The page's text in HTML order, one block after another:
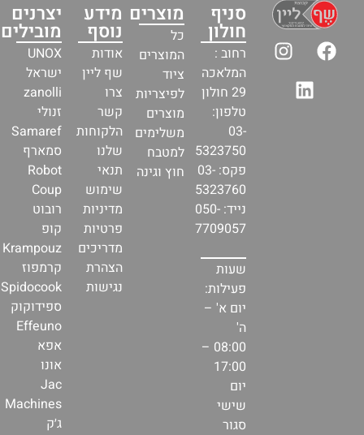
סניף
חולון
רחוב :
המלאכה
29 חולון
טלפון:
03-
5323750
פקס: 03-
5323760
נייד: 050-
7709057
שעות
פעילות:
יום א' –
ה'
08:00 –
17:00
יום
שישי
סגור
מוצרים
כל
המוצרים
ציוד
לפיצריות
מוצרים
משלימים
למטבח
חוץ וגינה
מידע
נוסף
אודות
שף ליין
צרו
קשר
הלקוחות
שלנו
תנאי
שימוש
מדיניות
פרטיות
מדריכים
הצהרת
נגישות
יצרנים
מובילים
UNOX
ישראל
zanolli
זנולי
Samaref
סמארף
Robot
Coup
רובוט
קופ
Krampouz
קרמפוז
Spidocook
ספידוקוק
Effeuno
אפא
אונו
Jac
Machines
ג׳ק